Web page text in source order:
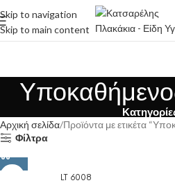
Skip to navigation
Skip to main content
Αρχική σελίδα Προϊόντα με ετικέτα
Φίλτρα
LT 6008